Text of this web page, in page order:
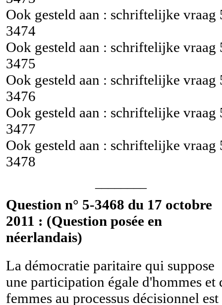
Ook gesteld aan : schriftelijke vraag
3474
Ook gesteld aan : schriftelijke vraag
3475
Ook gesteld aan : schriftelijke vraag
3476
Ook gesteld aan : schriftelijke vraag
3477
Ook gesteld aan : schriftelijke vraag
3478
Question n° 5-3468 du 17 octobre
2011 : (Question posée en
néerlandais)
La démocratie paritaire qui suppose
une participation égale d'hommes et
femmes au processus décisionnel est